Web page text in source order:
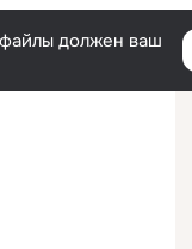
должен ваш